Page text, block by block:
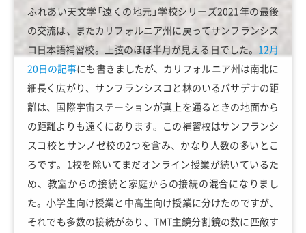
ふれあい天文学「遠くの地元」学校シリーズ2021年の最後
の交流は、またカリフォルニア州に戻ってサンフランシス
コ日本語補習校。上弦のほぼ半月が見える日でした。 12月
20日の記事にも書きましたが、カリフォルニア州は南北に
細長く広がり、サンフランシスコと林のいるパサデナの距
離は、国際宇宙ステーションが真上を通るときの地面から
の距離よりも遠くにあります。この補習校はサンフランシ
スコ校とサンノゼ校の2つを含み、かなり人数の多いとこ
ろです。1校を除いてまだオンライン授業が続いているた
め、教室からの接続と家庭からの接続の混合になりまし
た。小学生向け授業と中高生向け授業に分けたのですが、
それでも多数の接続があり、TMT主鏡分割鏡の数に匹敵す